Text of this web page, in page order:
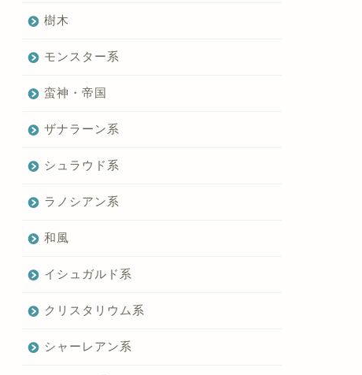
樹木
モンスター系
蛮神・帝国
ザナラーン系
シュラウド系
ラノシアン系
和風
イシュガルド系
クリスタリウム系
シャーレアン系